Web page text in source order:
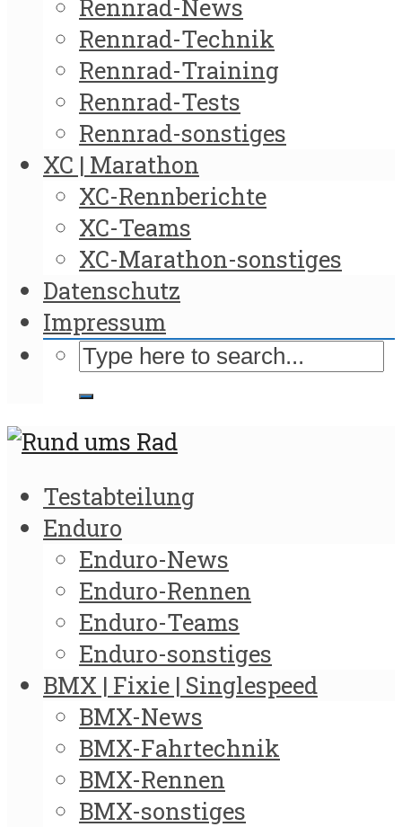
Rennrad-News
Rennrad-Technik
Rennrad-Training
Rennrad-Tests
Rennrad-sonstiges
XC | Marathon
XC-Rennberichte
XC-Teams
XC-Marathon-sonstiges
Datenschutz
Impressum
Testabteilung
Enduro
Enduro-News
Enduro-Rennen
Enduro-Teams
Enduro-sonstiges
BMX | Fixie | Singlespeed
BMX-News
BMX-Fahrtechnik
BMX-Rennen
BMX-sonstiges